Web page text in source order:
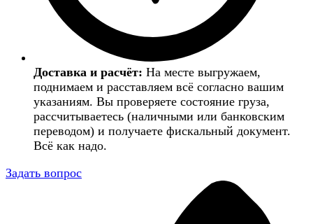
Доставка и расчёт: На месте выгружаем,
поднимаем и расставляем всё согласно вашим
указаниям. Вы проверяете состояние груза,
рассчитываетесь (наличными или банковским
переводом) и получаете фискальный документ.
Всё как надо.
Задать вопрос